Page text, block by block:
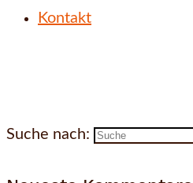
Kontakt
Suche nach: